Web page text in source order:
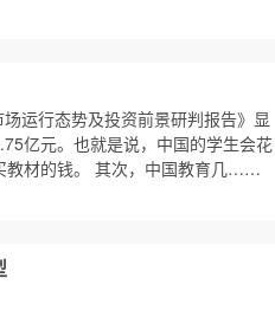
运行态势及投资前景研判报告》显
亿元。也就是说，中国的学生会花
教材的钱。 其次，中国教育几……